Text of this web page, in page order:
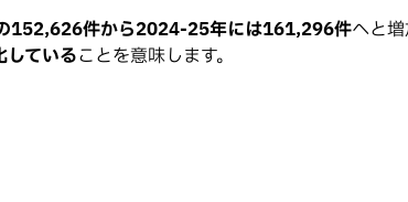
152,626件から2024-25年には161,296件へと増
していることを意味します。